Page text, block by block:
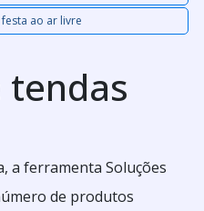
ao ar livre
tendas
a ferramenta Soluções
de produtos